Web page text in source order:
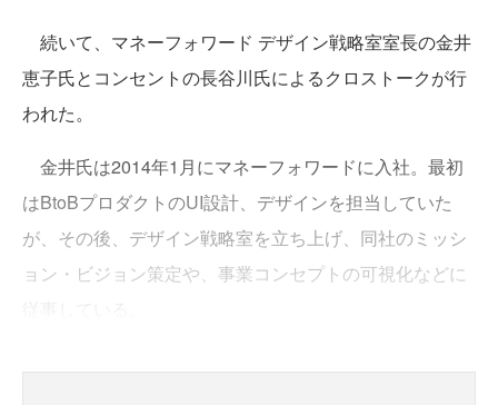
続いて、マネーフォワード デザイン戦略室室長の金井
恵子氏とコンセントの長谷川氏によるクロストークが行
われた。
金井氏は2014年1月にマネーフォワードに入社。最初
はBtoBプロダクトのUI設計、デザインを担当していた
が、その後、デザイン戦略室を立ち上げ、同社のミッシ
ョン・ビジョン策定や、事業コンセプトの可視化などに